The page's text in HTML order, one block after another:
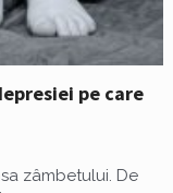
pe care
zâmbetului. De